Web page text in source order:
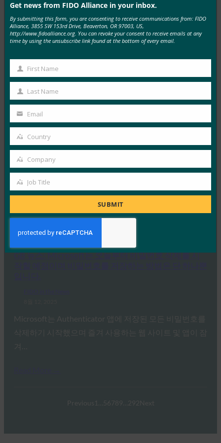
Research Snipers: Microsoft Authenticator는 저장
된 모든 암호를 삭제하고 사용자를 패스키로 유도합니
다.
발표된 바와 같이 Microsoft는 오늘 인증 앱에서 저장된
모든 암호를 삭제합니다. 사용자는 액세스 데이터가 영구
적으로…
Read More →
Security.World: HID, 차세대 FIDO 하드웨어 및 대규
모 중앙 집중식 관리 공개
FIDO in the News
8월 15, 2025
신뢰할 수 있는 ID 및 액세스 관리 솔루션 분야의 세계적
인 리더인 HID는 조직이 엔터프라이즈 규모로…
Read More →
GB 뉴스: Microsoft는 오늘부터 비밀번호 삭제를 시
Previous 1 5678 9 292Next
Get news from FIDO Alliance in your inbox.
By submitting this form, you are consenting to receive communications from: FIDO
Alliance, 3855 SW 153rd Drive, Beaverton, OR 97003, US,
http://www.fidoalliance.org. You can revoke your consent to receive emails at any
time by using the unsubscribe link found at the bottom of every email.
First
Name
First Name
Last
Name
Last Name
email
Email
Country
Country
Company
Company
Job
Job Title
SUBMIT